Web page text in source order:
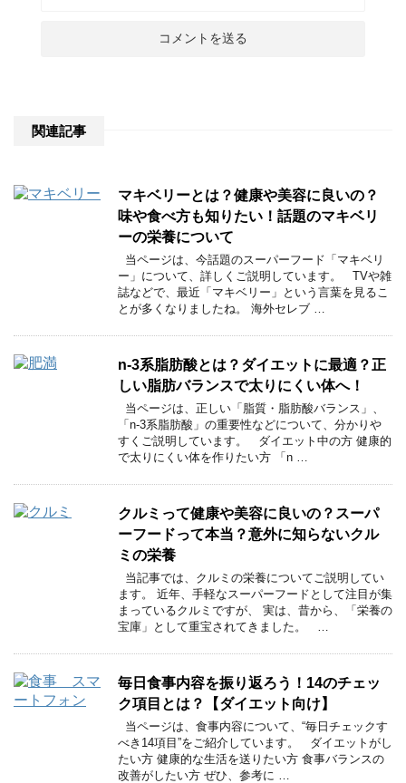
関連記事
マキベリーとは？健康や美容に良いの？
味や食べ方も知りたい！話題のマキベリ
ーの栄養について
当ページは、今話題のスーパーフード「マキベリ
ー」について、詳しくご説明しています。 TVや雑
誌などで、最近「マキベリー」という言葉を見るこ
とが多くなりましたね。 海外セレブ …
n-3系脂肪酸とは？ダイエットに最適？正
しい脂肪バランスで太りにくい体へ！
当ページは、正しい「脂質・脂肪酸バランス」、
「n-3系脂肪酸」の重要性などについて、分かりや
すくご説明しています。 ダイエット中の方 健康的
で太りにくい体を作りたい方 「n …
クルミって健康や美容に良いの？スーパ
ーフードって本当？意外に知らないクル
ミの栄養
当記事では、クルミの栄養についてご説明してい
ます。 近年、手軽なスーパーフードとして注目が集
まっているクルミですが、 実は、昔から、「栄養の
宝庫」として重宝されてきました。 …
毎日食事内容を振り返ろう！14のチェッ
ク項目とは？【ダイエット向け】
当ページは、食事内容について、“毎日チェックす
べき14項目”をご紹介しています。 ダイエットがし
たい方 健康的な生活を送りたい方 食事バランスの
改善がしたい方 ぜひ、参考に …